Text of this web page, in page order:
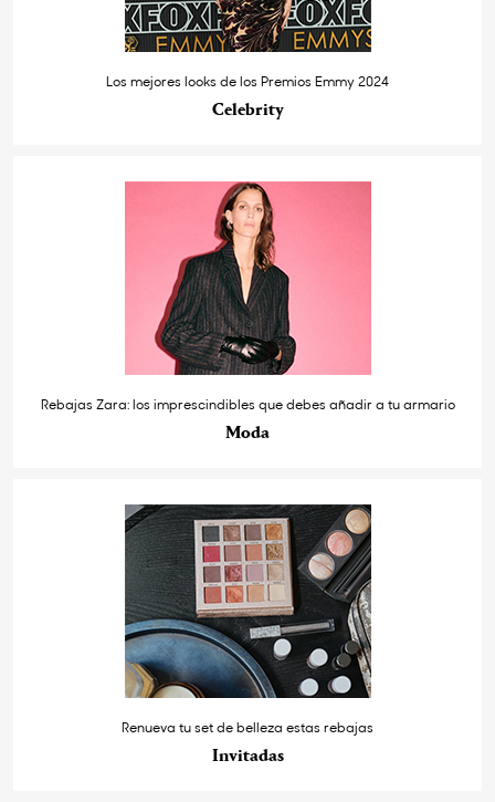
Los mejores looks de los Premios Emmy 2024
Celebrity
Rebajas Zara: los imprescindibles que debes añadir a tu armario
Moda
Renueva tu set de belleza estas rebajas
Invitadas